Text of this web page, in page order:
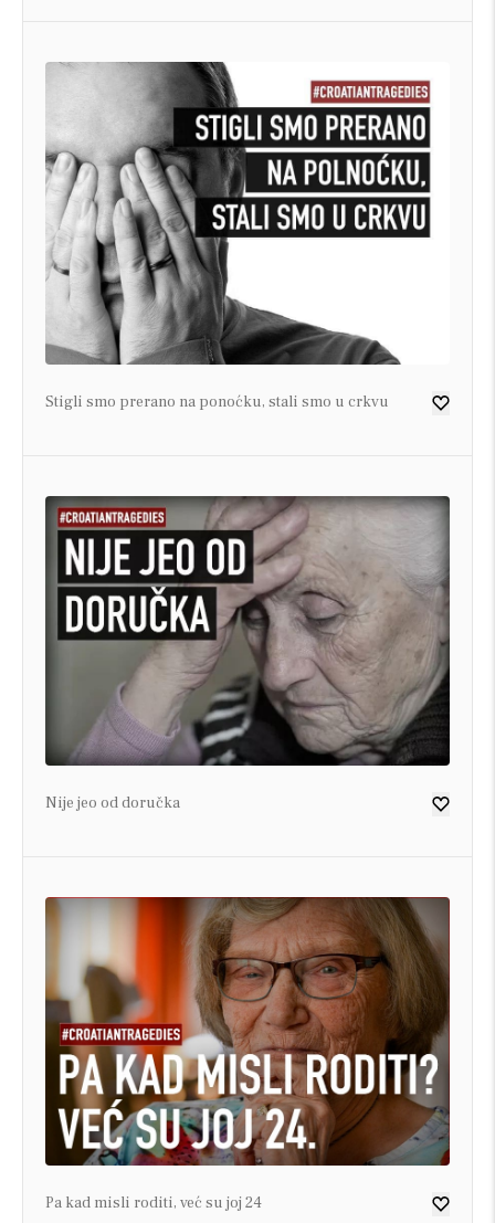
Stigli smo prerano na ponoćku, stali smo u crkvu
Nije jeo od doručka
Pa kad misli roditi, već su joj 24